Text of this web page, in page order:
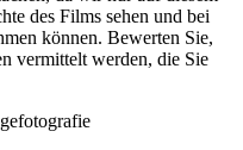
des Films sehen und bei
können. Bewerten Sie,
vermittelt werden, die Sie